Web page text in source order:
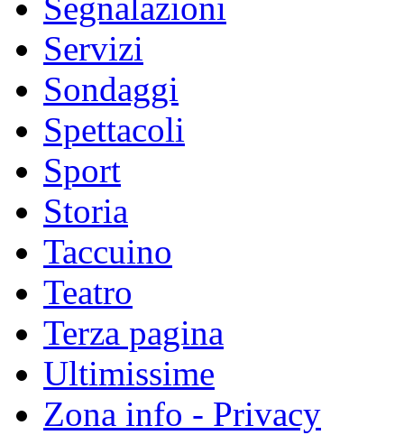
Servizi
Sondaggi
Spettacoli
Sport
Storia
Taccuino
Teatro
Terza pagina
Ultimissime
Zona info - Privacy